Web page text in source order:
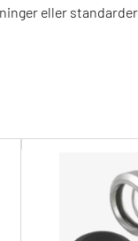
eller